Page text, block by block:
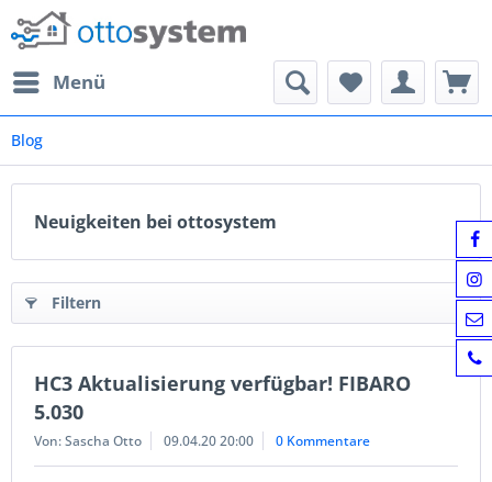
Menü
Blog
Neuigkeiten bei ottosystem
Filtern
HC3 Aktualisierung verfügbar! FIBARO
5.030
Von: Sascha Otto 09.04.20 20:00 0 Kommentare